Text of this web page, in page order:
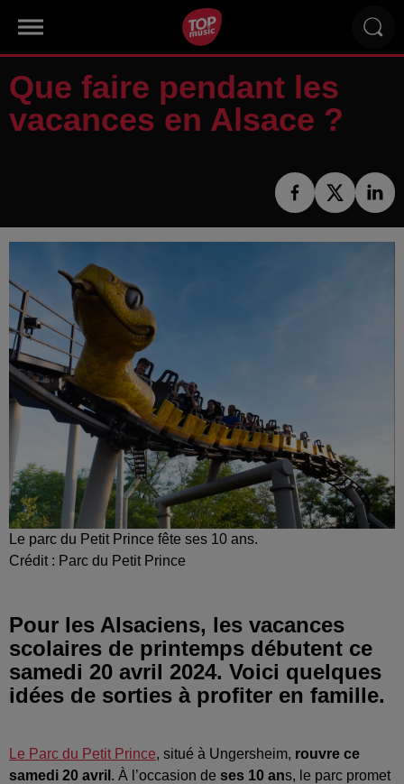
Que faire pendant les
vacances en Alsace ?
Le parc du Petit Prince fête ses 10 ans.
Crédit : Parc du Petit Prince
Pour les Alsaciens, les vacances
scolaires de printemps débutent ce
samedi 20 avril 2024. Voici quelques
Le Parc du Petit Prince, situé à Ungersheim, rouvre ce
samedi 20 avril . À l’occasion de ses 10 ans, le parc promet